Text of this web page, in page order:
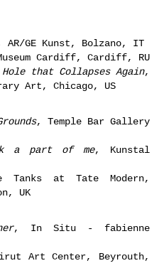
AR/GE Kunst, Bolzano, IT
Cardiff, Cardiff, RU
Hole that Collapses Again,
Art, Chicago, US
, Temple Bar Gallery
a part of me, Kunstal
Tanks at Tate Modern,
UK
, In Situ - fabienne
Art Center, Beyrouth,